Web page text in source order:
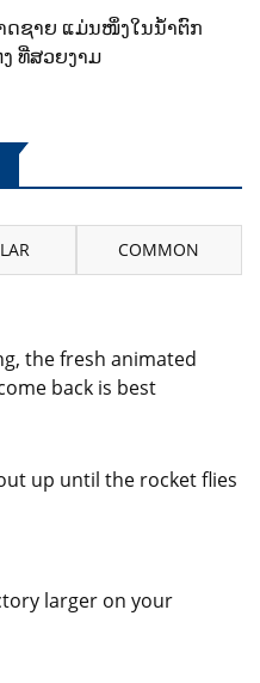
ດຊາຍ ແມ່ນໜຶ່ງໃນນໍ້າຕົກ
ທີ່ສວຍງາມ
COMMON
the fresh animated
back is best
up until the rocket flies
larger on your